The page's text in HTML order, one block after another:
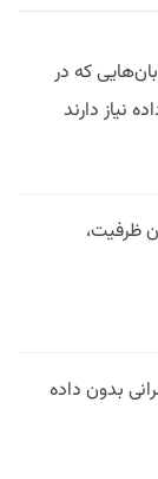
که در
نیاز دارند
ظرفیت،
بدون داده